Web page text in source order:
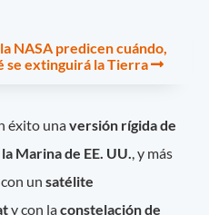
NASA predicen cuándo,
se extinguirá la Tierra
éxito unaversión rígida de
Marina de EE. UU., y más
unsatélite
y con laconstelación de